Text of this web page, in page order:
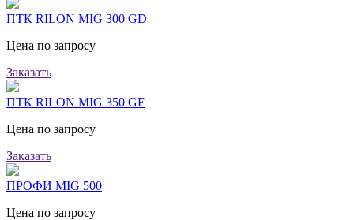
ПТК RILON MIG 300 GD
Цена по запросу
Заказать
ПТК RILON MIG 350 GF
Цена по запросу
Заказать
ПРОФИ MIG 500
Цена по запросу